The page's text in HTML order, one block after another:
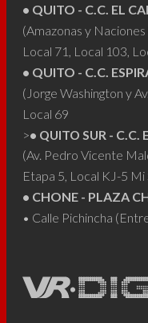
• QUITO - C.C. EL
(Amazonas y Naciones
Local 71, Local 103,
• QUITO - C.C.
(Jorge Washington y
Local 69
>• QUITO SUR - C.C.
(Av. Pedro Vicente
Etapa 5, Local KJ-5
• CHONE - PLAZA
• Calle Pichincha